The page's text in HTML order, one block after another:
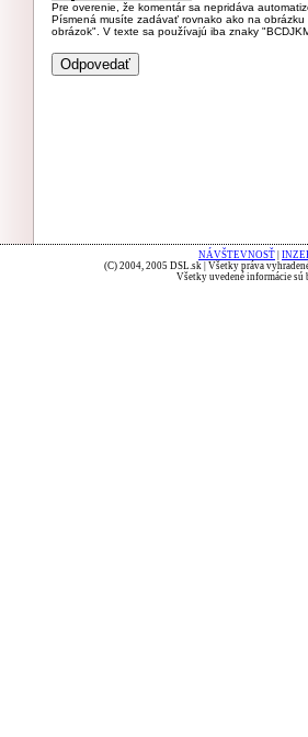
Pre overenie, že komentár sa nepridáva
Písmená musíte zadávať rovnako ako na
obrázok". V texte sa používajú iba znaky
NÁVŠTEVNOSŤ
(C) 2004, 2005 DSL.sk | Všetky práva
Všetky uvedené informácie sú